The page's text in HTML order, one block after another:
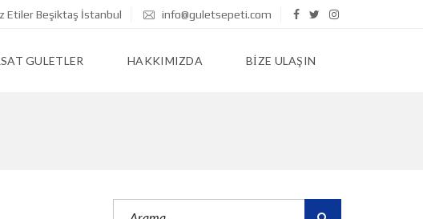
Etiler Beşiktaş İstanbul info@guletsepeti.com
GULETLER HAKKIMIZDA BIZE ULAŞIN